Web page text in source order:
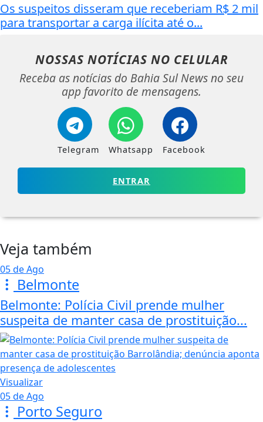
Os suspeitos disseram que receberiam R$ 2 mil
para transportar a carga ilícita até o...
NOSSAS NOTÍCIAS NO CELULAR
Receba as notícias do Bahia Sul News no seu
app favorito de mensagens.
Telegram Whatsapp Facebook
ENTRAR
Veja também
05 de Ago
Belmonte
Belmonte: Polícia Civil prende mulher
suspeita de manter casa de prostituição...
Visualizar
05 de Ago
Porto Seguro